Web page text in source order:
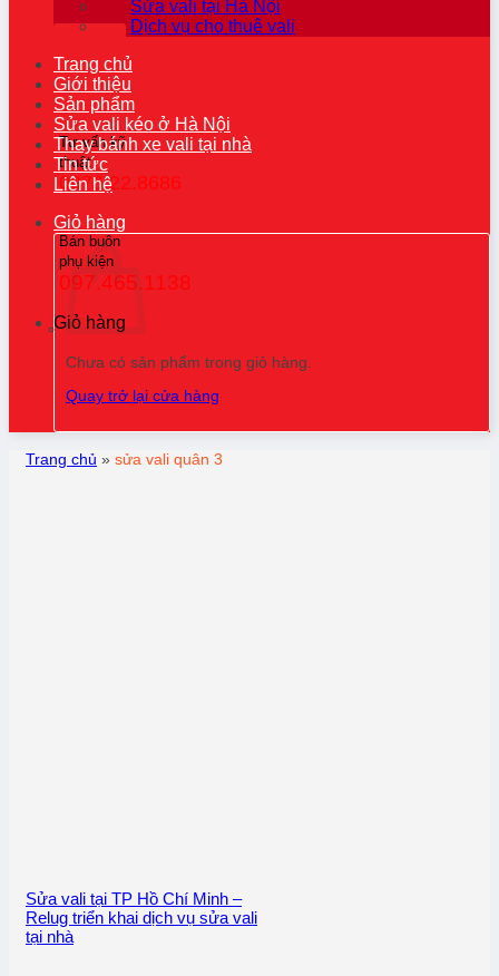
Tư vấn kỹ
thuật
0976.22.8686
Bán buôn
phụ kiện
097.465.1138
Giỏ hàng
Sửa vali tại Hà Nội
Dịch vụ cho thuê vali
Trang chủ
Giới thiệu
Sản phẩm
Sửa vali kéo ở Hà Nội
Thay bánh xe vali tại nhà
Tin tức
Liên hệ
Giỏ hàng
Chưa có sản phẩm trong giỏ hàng.
Quay trở lại cửa hàng
Trang chủ » sửa vali quân 3
Sửa vali tại TP Hồ Chí Minh –
Relug triển khai dịch vụ sửa vali
tại nhà